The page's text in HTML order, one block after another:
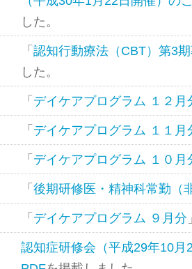
した。
「 認知行動療法（CBT）第3
した。
「 デイケアプログラム １２月
「 デイケアプログラム １１月
「 デイケアプログラム １０月
「 後期研修医・精神科常勤（
「 デイケアプログラム ９月分
認知症研修会（平成29年10